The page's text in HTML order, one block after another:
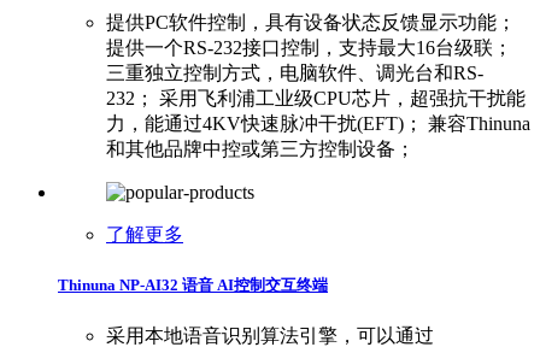
提供PC软件控制，具有设备状态反馈显示功能；
提供一个RS-232接口控制，支持最大16台级联；
三重独立控制方式，电脑软件、调光台和RS-
232； 采用飞利浦工业级CPU芯片，超强抗干扰能
力，能通过4KV快速脉冲干扰(EFT)； 兼容Thinuna
和其他品牌中控或第三方控制设备；
了解更多
Thinuna NP-AI32 语音 AI控制交互终端
采用本地语音识别算法引擎，可以通过